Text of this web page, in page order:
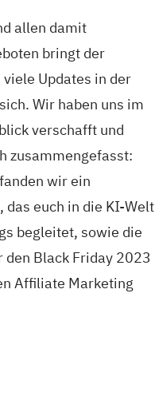
allen damit
bringt der
Updates in der
Wir haben uns im
verschafft und
zusammengefasst:
wir ein
das euch in die KI-Welt
begleitet, sowie die
den Black Friday 2023
Affiliate Marketing